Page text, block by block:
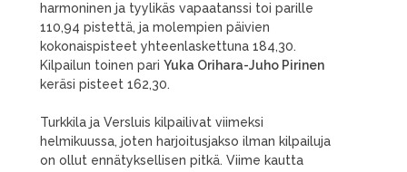
harmoninen ja tyylikäs vapaatanssi toi parille
110,94 pistettä, ja molempien päivien
kokonaispisteet yhteenlaskettuna 184,30.
Kilpailun toinen pari Yuka Orihara-Juho Pirinen
keräsi pisteet 162,30.
Turkkila ja Versluis kilpailivat viimeksi
helmikuussa, joten harjoitusjakso ilman kilpailuja
on ollut ennätyksellisen pitkä. Viime kautta